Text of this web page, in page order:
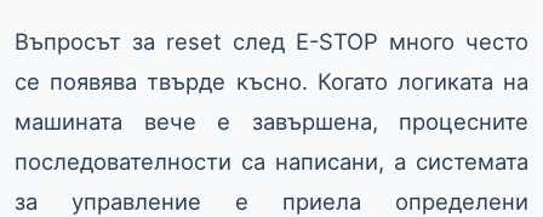
Въпросът за reset след E-STOP много често
се появява твърде късно. Когато логиката на
машината вече е завършена, процесните
последователности са написани, а системата
за управление е приела определени